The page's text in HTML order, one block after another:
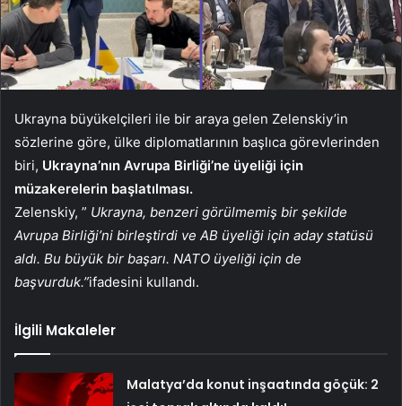
Ukrayna büyükelçileri ile bir araya gelen Zelenskiy’in
sözlerine göre, ülke diplomatlarının başlıca görevlerinden
biri, Ukrayna’nın Avrupa Birliği’ne üyeliği için
müzakerelerin başlatılması.
Zelenskiy, ” Ukrayna, benzeri görülmemiş bir şekilde
Avrupa Birliği’ni birleştirdi ve AB üyeliği için aday statüsü
aldı. Bu büyük bir başarı. NATO üyeliği için de
başvurduk.”ifadesini kullandı.
İlgili Makaleler
Malatya’da konut inşaatında göçük: 2